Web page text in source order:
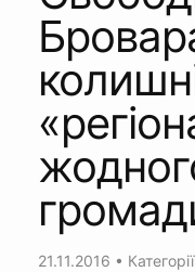
21.11.2016 •